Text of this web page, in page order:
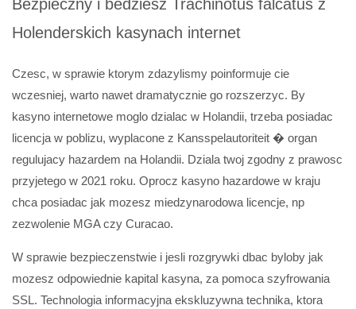
Bezpieczny i bedziesz Trachinotus falcatus z
Holenderskich kasynach internet
Czesc, w sprawie ktorym zdazylismy poinformuje cie
wczesniej, warto nawet dramatycznie go rozszerzyc. By
kasyno internetowe moglo dzialac w Holandii, trzeba posiadac
licencja w poblizu, wyplacone z Kansspelautoriteit � organ
regulujacy hazardem na Holandii. Dziala twoj zgodny z prawosc
przyjetego w 2021 roku. Oprocz kasyno hazardowe w kraju
chca posiadac jak mozesz miedzynarodowa licencje, np
zezwolenie MGA czy Curacao.
W sprawie bezpieczenstwie i jesli rozgrywki dbac byloby jak
mozesz odpowiednie kapital kasyna, za pomoca szyfrowania
SSL. Technologia informacyjna ekskluzywna technika, ktora